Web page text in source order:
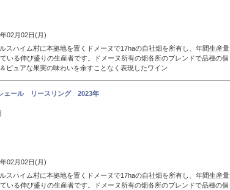
02月02日(月)
スハイム村に本拠地を置くドメーヌで17haの自社畑を所有し、年間生産量
いる伸び盛りの生産者です。ドメーヌ所有の畑各所のブレンドで品種の個
ピュアな果実の味わいを余すことなく表現したワイン
ェール リースリング 2023年
02月02日(月)
スハイム村に本拠地を置くドメーヌで17haの自社畑を所有し、年間生産量
いる伸び盛りの生産者です。ドメーヌ所有の畑各所のブレンドで品種の個